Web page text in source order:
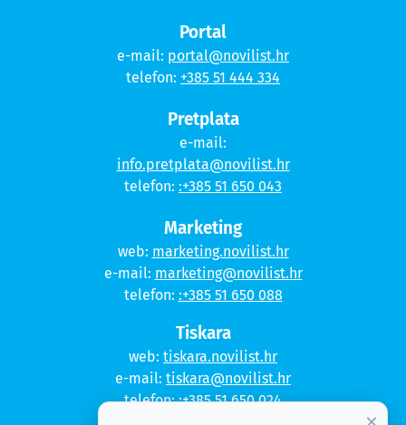
Portal
e-mail: portal@novilist.hr
telefon: +385 51 444 334
Pretplata
e-mail:
info.pretplata@novilist.hr
telefon: :+385 51 650 043
Marketing
web: marketing.novilist.hr
e-mail: marketing@novilist.hr
telefon: :+385 51 650 088
Tiskara
web: tiskara.novilist.hr
e-mail: tiskara@novilist.hr
telefon::+385 51 650 024